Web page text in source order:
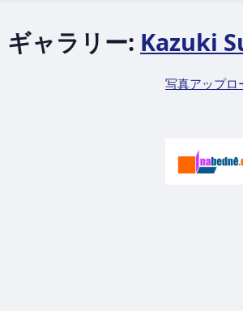
ギャラリー: Kazuki
写真アップロ